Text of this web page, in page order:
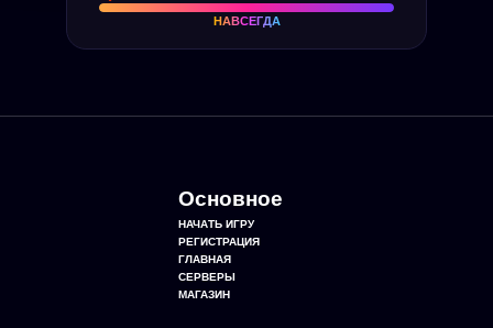
НАВСЕГДА
Основное
НАЧАТЬ ИГРУ
РЕГИСТРАЦИЯ
ГЛАВНАЯ
СЕРВЕРЫ
МАГАЗИН